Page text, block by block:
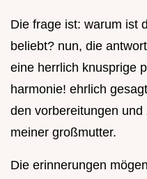
Die frage ist: warum ist
beliebt? nun, die
eine herrlich knusprige
harmonie! ehrlich
den vorbereitungen
meiner großmutter.
Die erinnerungen